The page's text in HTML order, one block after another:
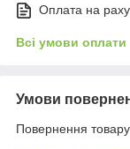
Оплата на
Всі умови оплати
Умови
Повернення